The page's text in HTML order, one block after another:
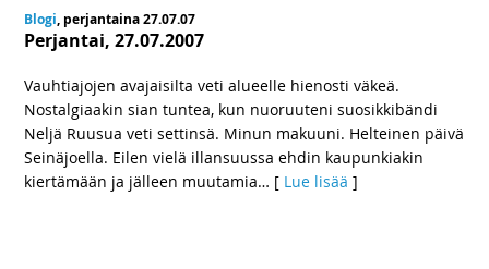
Blogi, perjantaina 27.07.07
Perjantai, 27.07.2007
Vauhtiajojen avajaisilta veti alueelle hienosti väkeä.
Nostalgiaakin sian tuntea, kun nuoruuteni suosikkibändi
Neljä Ruusua veti settinsä. Minun makuuni. Helteinen päivä
Seinäjoella. Eilen vielä illansuussa ehdin kaupunkiakin
kiertämään ja jälleen muutamia… [ Lue lisää ]